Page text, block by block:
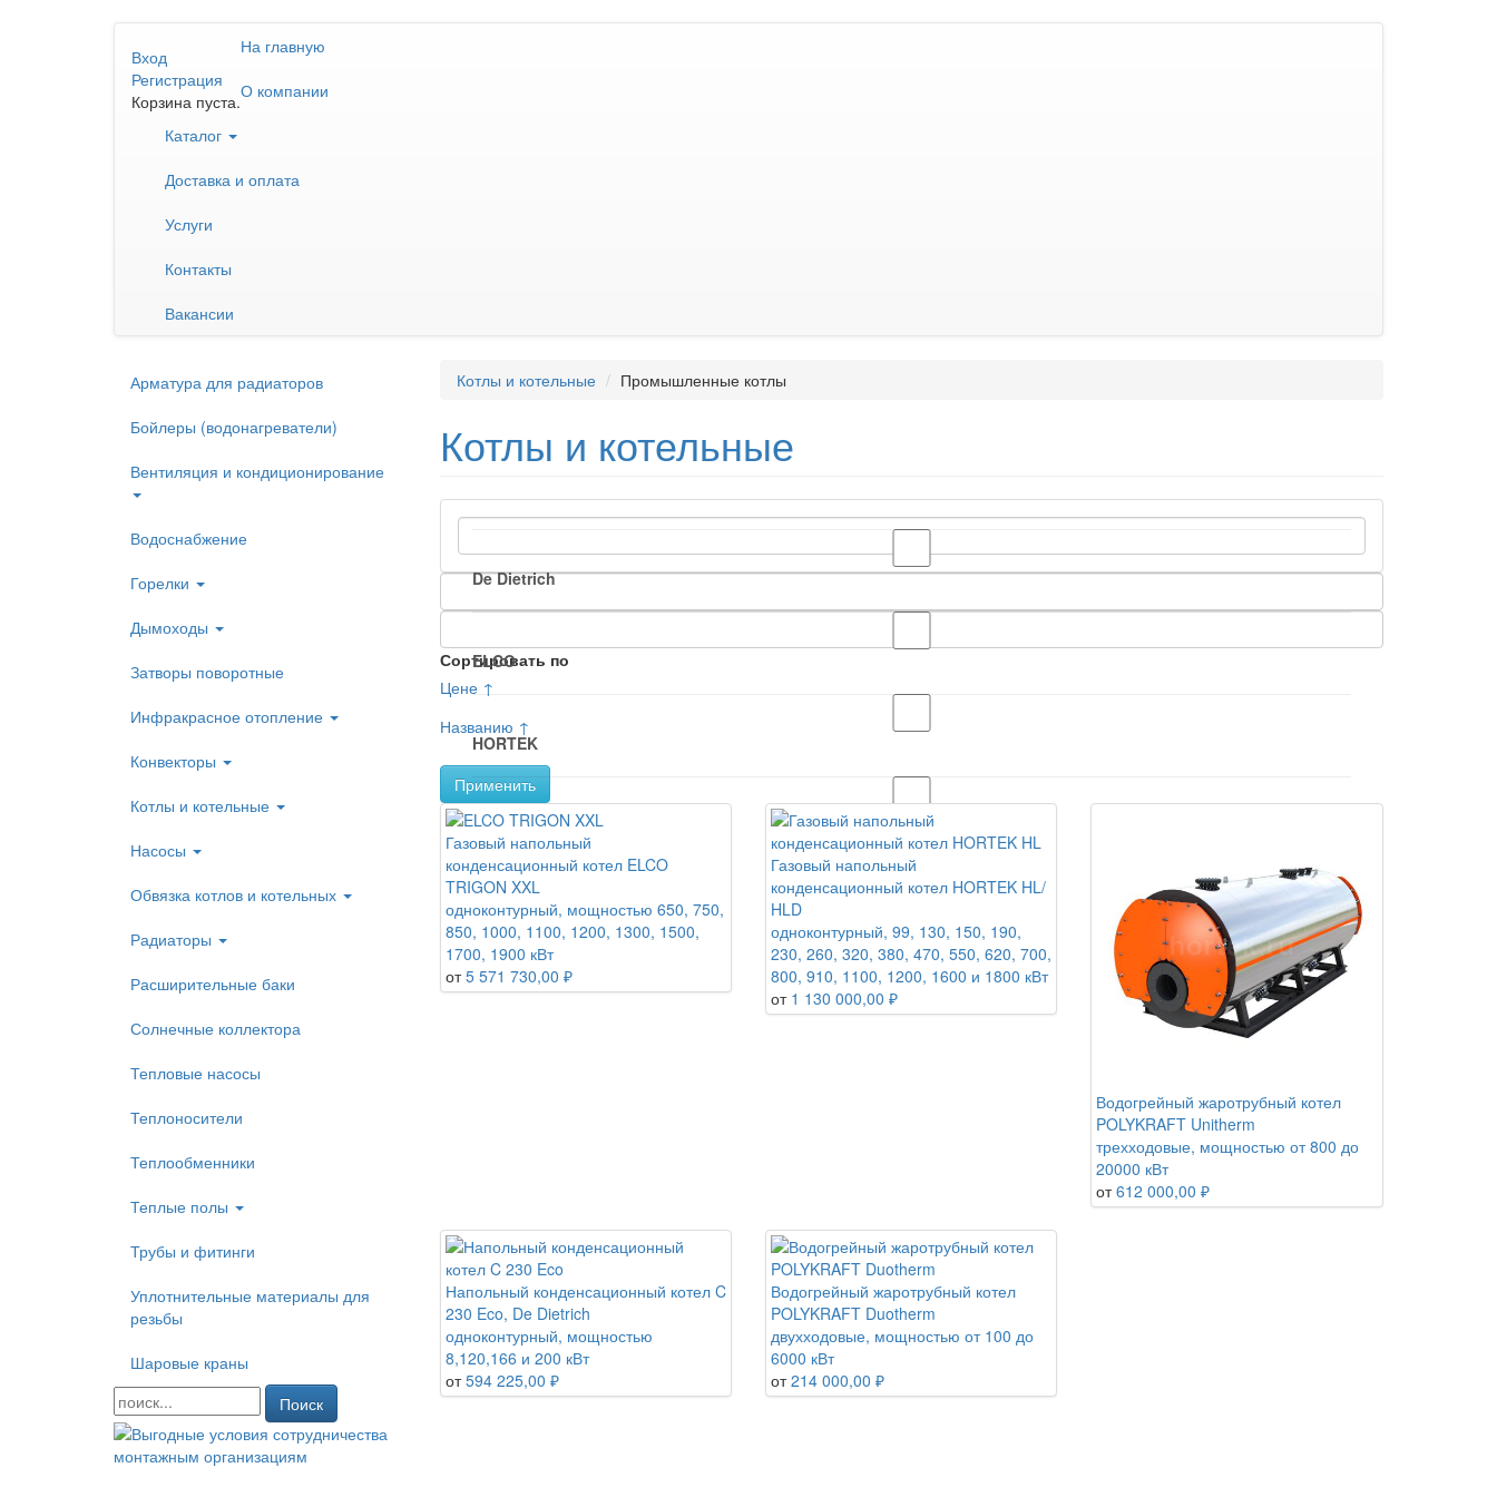
Вход
Регистрация
Корзина пуста.
На главную
О компании
Каталог
Доставка и оплата
Услуги
Контакты
Вакансии
Арматура для радиаторов
Бойлеры (водонагреватели)
Вентиляция и кондиционирование
Водоснабжение
Горелки
Дымоходы
Затворы поворотные
Инфракрасное отопление
Конвекторы
Котлы и котельные
Насосы
Обвязка котлов и котельных
Радиаторы
Расширительные баки
Солнечные коллектора
Тепловые насосы
Теплоносители
Теплообменники
Теплые полы
Трубы и фитинги
Уплотнительные материалы для
резьбы
Шаровые краны
Поиск
Котлы и котельные Промышленные котлы
Котлы и котельные
De Dietrich
ELCO
HORTEK
POLYKRAFT
Сортировать по
Цене ↑
Названию ↑
Применить
Газовый напольный
конденсационный котел ELCO
TRIGON XXL
одноконтурный, мощностью 650, 750,
850, 1000, 1100, 1200, 1300, 1500,
1700, 1900 кВт
от 5 571 730,00 ₽
Газовый напольный
конденсационный котел HORTEK HL/
HLD
одноконтурный, 99, 130, 150, 190,
230, 260, 320, 380, 470, 550, 620, 700,
800, 910, 1100, 1200, 1600 и 1800 кВт
от 1 130 000,00 ₽
Водогрейный жаротрубный котел
POLYKRAFT Unitherm
трехходовые, мощностью от 800 до
20000 кВт
от 612 000,00 ₽
Напольный конденсационный котел C
230 Eco, De Dietrich
одноконтурный, мощностью
8,120,166 и 200 кВт
от 594 225,00 ₽
Водогрейный жаротрубный котел
POLYKRAFT Duotherm
двухходовые, мощностью от 100 до
6000 кВт
от 214 000,00 ₽